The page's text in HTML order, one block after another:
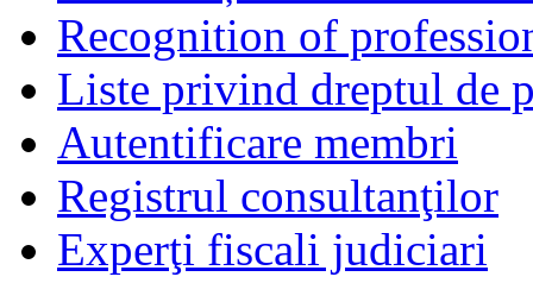
Recognition of
Liste privind dreptul de
Autentificare membri
Registrul consultanţilor
Experţi fiscali judiciari